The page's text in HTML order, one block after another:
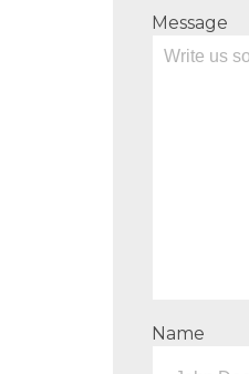
Message
Name